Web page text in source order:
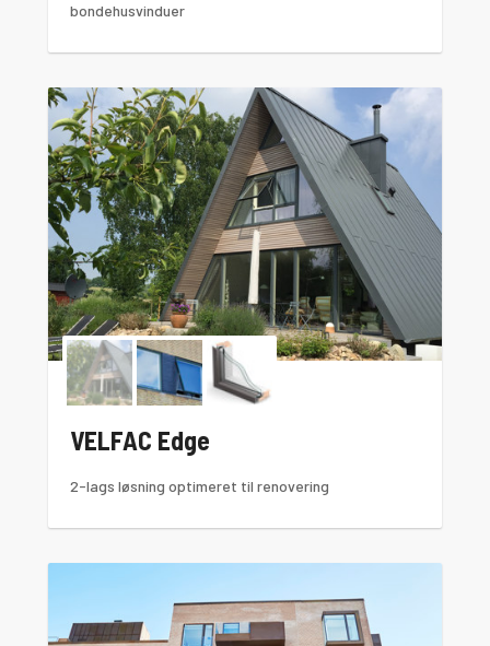
bondehusvinduer
VELFAC Edge
2-lags løsning optimeret til renovering